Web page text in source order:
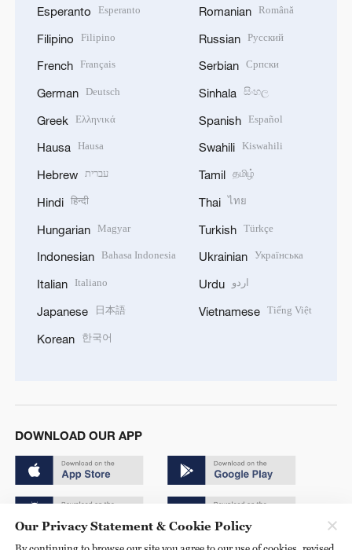
Esperanto Esperanto
Filipino Filipino
French Français
German Deutsch
Greek Ελληνικά
Hausa Hausa
Hebrew עברית
Hindi हिन्दी
Hungarian Magyar
Indonesian Bahasa Indonesia
Italian Italiano
Japanese 日本語
Korean 한국어
Romanian Română
Russian Русский
Serbian Српски
Sinhala සිංහල
Spanish Español
Swahili Kiswahili
Tamil தமிழ்
Thai ไทย
Turkish Türkçe
Ukrainian Українська
Urdu اردو
Vietnamese Tiếng Việt
DOWNLOAD OUR APP
Our Privacy Statement & Cookie Policy